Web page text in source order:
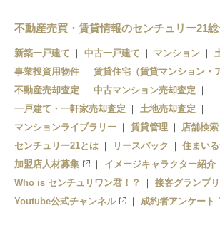
筒井駅
青森駅
不動産売買・賃貸情報のセンチュリー21総
新築一戸建て 中古一戸建て マンション
事業投資用物件
賃貸住宅（賃貸マンション・
不動産売却査定
中古マンション売却査定
一戸建て・一軒家売却査定
土地売却査定
マンションライブラリー
賃貸管理
店舗検索
センチュリー21とは
リースバック
住まい
加盟店人材募集
イメージキャラクター紹介
Who is センチュリワン君！？
接客グランプリ
Youtube公式チャンネル
成約者アンケート